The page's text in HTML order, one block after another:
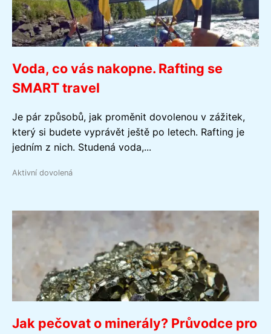
Voda, co vás nakopne. Rafting se
SMART travel
Je pár způsobů, jak proměnit dovolenou v zážitek,
který si budete vyprávět ještě po letech. Rafting je
jedním z nich. Studená voda,...
Aktivní dovolená
Jak pečovat o minerály? Průvodce pro